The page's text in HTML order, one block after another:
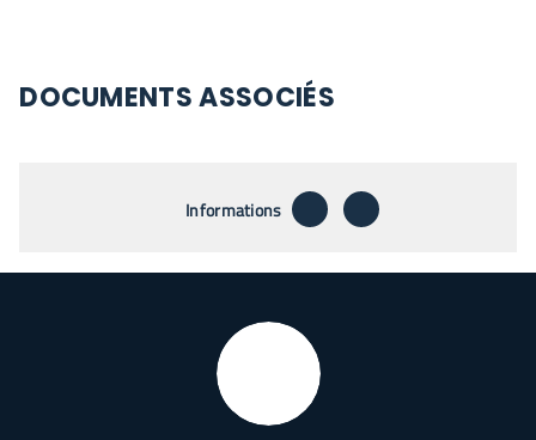
DOCUMENTS ASSOCIÉS
Informations téléchargerenvoyer par email